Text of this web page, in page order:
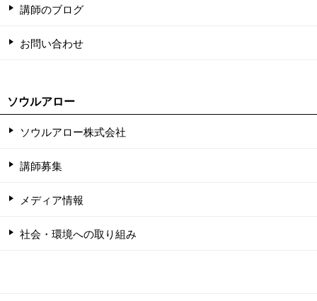
講師のブログ
お問い合わせ
ソウルアロー
ソウルアロー株式会社
講師募集
メディア情報
社会・環境への取り組み